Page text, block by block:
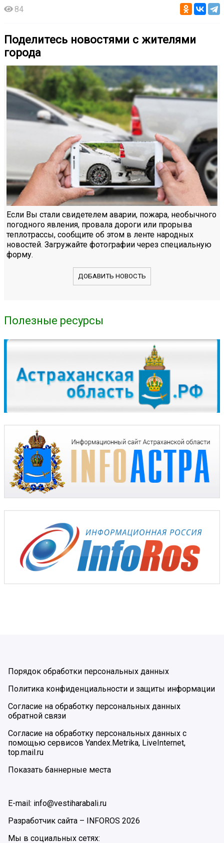
84
Поделитесь новостями с жителями
города
Если Вы стали свидетелем аварии, пожара, необычного
погодного явления, провала дороги или прорыва
теплотрассы, сообщите об этом в ленте народных
новостей. Загружайте фотографии через специальную
форму.
ДОБАВИТЬ НОВОСТЬ
Полезные ресурсы
Порядок обработки персональных данных
Политика конфиденциальности и защиты информации
Согласие на обработку персональных данных
обратной связи
Согласие на обработку персональных данных с
помощью сервисов Yandex.Metrika, LiveInternet,
top.mail.ru
Показать баннерные места
E-mail: info@vestiharabali.ru
Разработчик сайта – INFOROS 2026
Мы в социальных сетях: